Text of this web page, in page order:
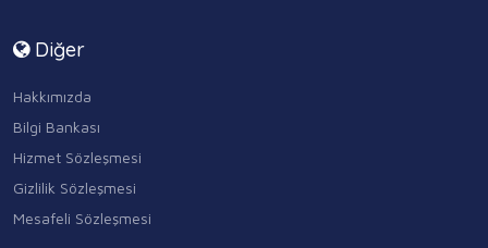
Diğer
Hakkımızda
Bilgi Bankası
Hizmet Sözleşmesi
Gizlilik Sözleşmesi
Mesafeli Sözleşmesi